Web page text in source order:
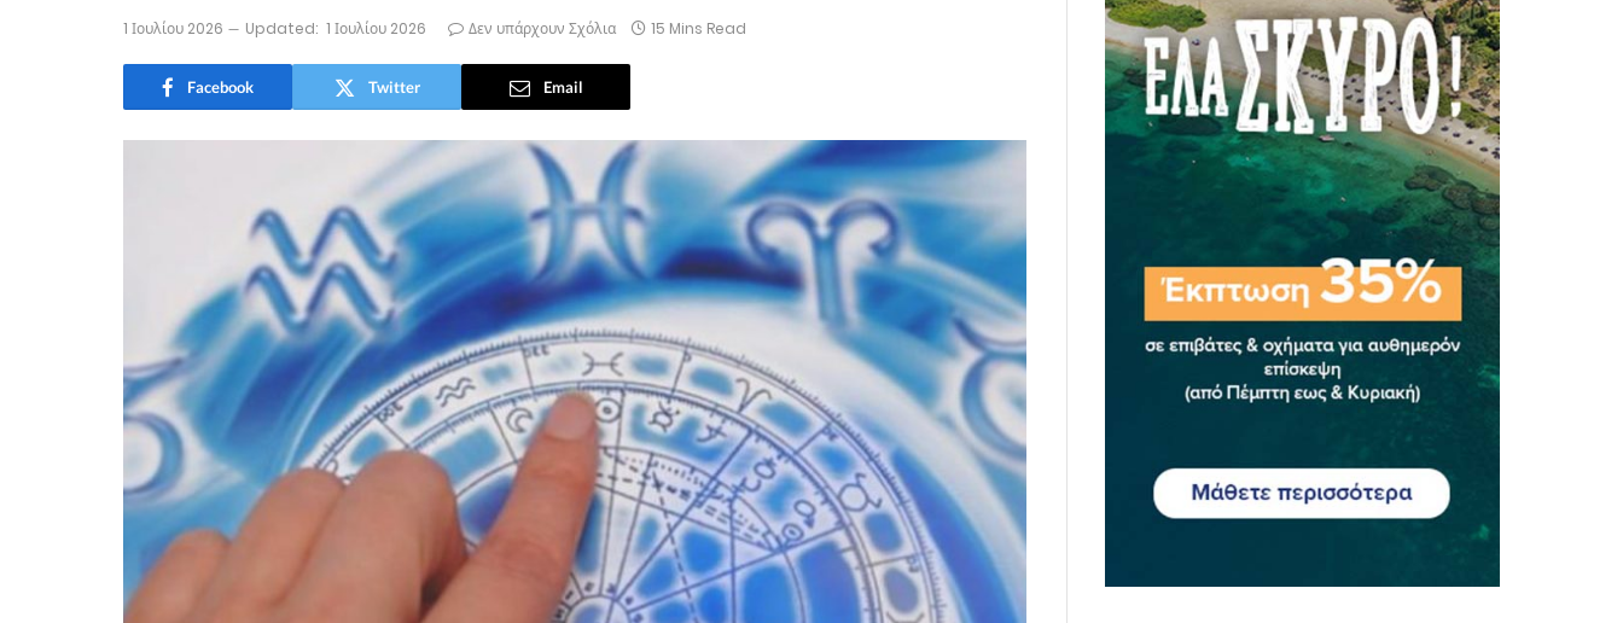
1 Ιουλίου 2026 Updated: 1 Ιουλίου 2026 Δεν υπάρχουν Σχόλια 15 Mins Read
Facebook Twitter Email